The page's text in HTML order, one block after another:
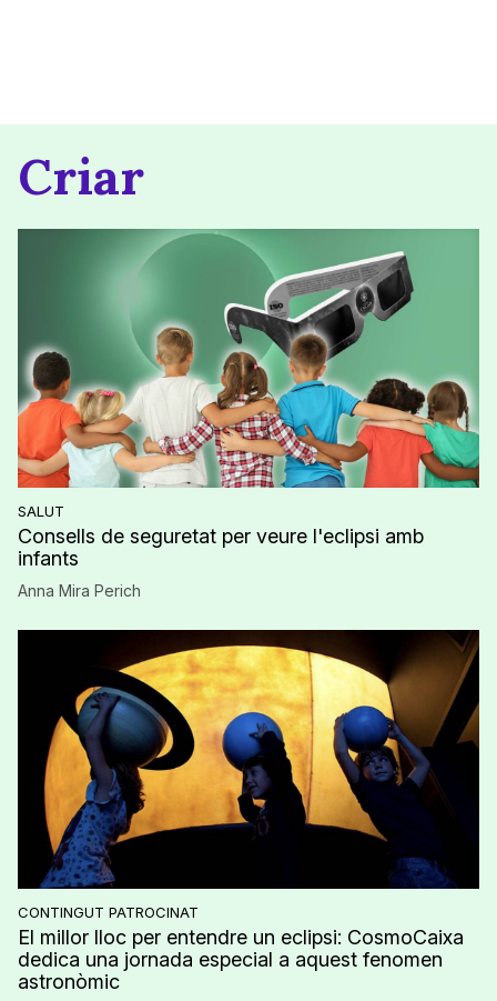
Criar
SALUT
Consells de seguretat per veure l'eclipsi amb
infants
Anna Mira Perich
CONTINGUT PATROCINAT
El millor lloc per entendre un eclipsi: CosmoCaixa
dedica una jornada especial a aquest fenomen
astronòmic